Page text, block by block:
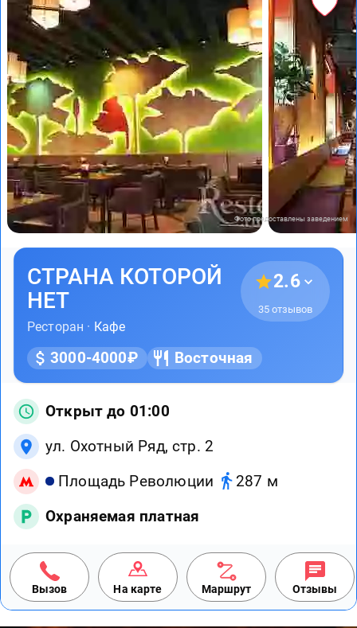
Фото предоставлены заведением
СТРАНА КОТОРОЙ
НЕТ
Ресторан · Кафе
2.6
35 отзывов
3000-4000₽ Восточная
Открыт до 01:00
ул. Охотный Ряд, стр. 2
Площадь Революции
287 м
Охраняемая платная
Вызов На карте Маршрут Отзывы